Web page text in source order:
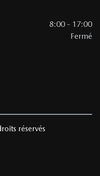
8:00 - 17:00
Fermé
réservés